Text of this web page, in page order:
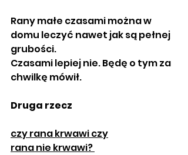
Rany małe czasami można w
domu leczyć nawet jak są pełnej
grubości.
Czasami lepiej nie. Będę o tym za
chwilkę mówił.
Druga rzecz
czy rana krwawi czy
rana nie krwawi?